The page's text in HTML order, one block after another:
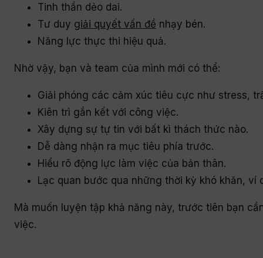
Tinh thần dẻo dai.
Tư duy giải quyết vấn đề nhạy bén.
Năng lực thực thi hiệu quả.
Nhờ vậy, bạn và team của mình mới có thể:
Giải phóng các cảm xúc tiêu cực như stress,
Kiên trì gắn kết với công việc.
Xây dựng sự tự tin với bất kì thách thức nào.
Dễ dàng nhận ra mục tiêu phía trước.
Hiểu rõ động lực làm việc của bản thân.
Lạc quan bước qua những thời kỳ khó khăn,
Mà muốn luyện tập khả năng này, trước tiên bạn
việc.